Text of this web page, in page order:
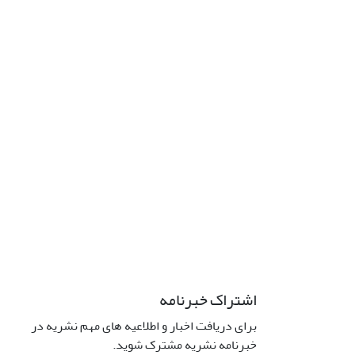
اشتراک خبرنامه
برای دریافت اخبار و اطلاعیه های مهم نشریه در
خبرنامه نشریه مشترک شوید.